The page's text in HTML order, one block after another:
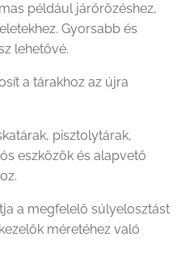
például járőrözéshez,
Gyorsabb és
lehetővé.
a tárakhoz az újra
pisztolytárak,
eszközök és alapvető
a megfelelő súlyelosztást
méretéhez való